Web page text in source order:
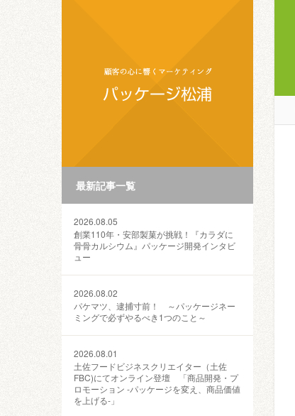
最新記事一覧
2026.08.05
創業110年・安部製菓が挑戦！『カラダに
骨骨カルシウム』パッケージ開発インタビ
ュー
2026.08.02
パケマツ、逮捕寸前！ ～パッケージネー
ミングで必ずやるべき1つのこと～
2026.08.01
土佐フードビジネスクリエイター（土佐
FBC)にてオンライン登壇 「商品開発・プ
ロモーション ‐パッケージを変え、商品価値
を上げる‐」